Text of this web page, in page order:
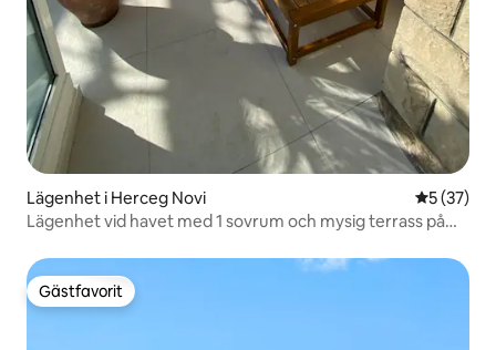
Lägenhet i Herceg Novi 5 av 5 i
5 (37)
Lägenhet vid havet med 1 sovrum och mysig terrass på
Gästfavorit
Gästfavorit